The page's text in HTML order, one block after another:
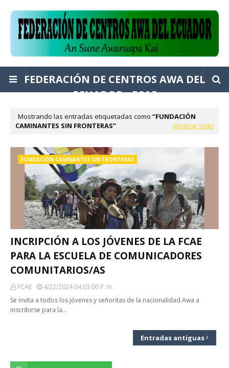
FEDERACIÓN DE CENTROS AWA DEL
ECUADOR - FCAE
Mostrando las entradas etiquetadas como
FUNDACIÓN
CAMINANTES SIN FRONTERAS
Mostrar todo
FUNDACIÓN CAMINANTES SIN FRONTERAS
INCRIPCIÓN A LOS JÓVENES DE LA FCAE
PARA LA ESCUELA DE COMUNICADORES
COMUNITARIOS/AS
FCAE
4/22/2024 04:03:00 P. M.
Se invita a todos los jóvenes y señoritas de la nacionalidad Awa a
inscribirse para la…
Entradas antiguas